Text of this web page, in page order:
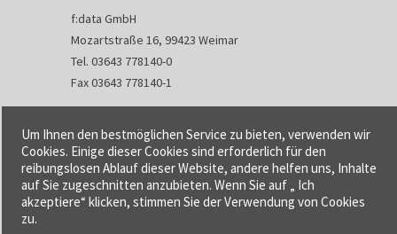
f:data GmbH
Mozartstraße 16, 99423 Weimar
Tel. 03643 778140-0
Fax 03643 778140-1
info@fdata.de
Kontakt
Impressum
Datenschutzerklärung
Urheberrecht und Haftung
Um Ihnen den bestmöglichen Service zu bieten, verwenden wir
Cookies. Einige dieser Cookies sind erforderlich für den
reibungslosen Ablauf dieser Website, andere helfen uns, Inhalte
auf Sie zugeschnitten anzubieten. Wenn Sie auf „ Ich
akzeptiere“ klicken, stimmen Sie der Verwendung von Cookies
zu.